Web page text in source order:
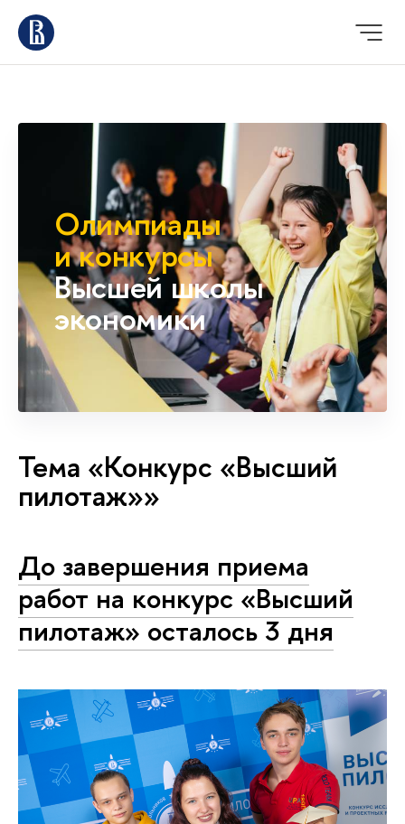
Олимпиады
и конкурсы
Высшей школы
экономики
Тема «Конкурс «Высший
пилотаж»»
До завершения приема
работ на конкурс «Высший
пилотаж» осталось 3 дня